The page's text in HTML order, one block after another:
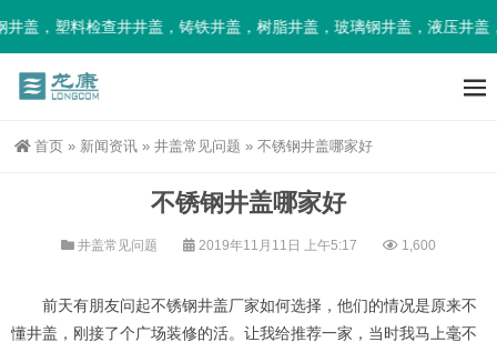
，塑料检查井井盖，铸铁井盖，树脂井盖，玻璃钢井盖，液压井盖
首页 » 新闻资讯 » 井盖常见问题 » 不锈钢井盖哪家好
不锈钢井盖哪家好
井盖常见问题 2019年11月11日 上午5:17 1,600
前天有朋友问起不锈钢井盖厂家如何选择，他们的情况是原来不
懂井盖，刚接了个广场装修的活。让我给推荐一家，当时我马上毫不